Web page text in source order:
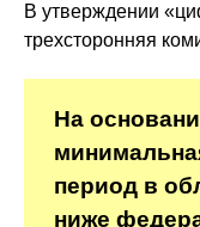
В утверждении
трехсторонняя
На
период в
ниже